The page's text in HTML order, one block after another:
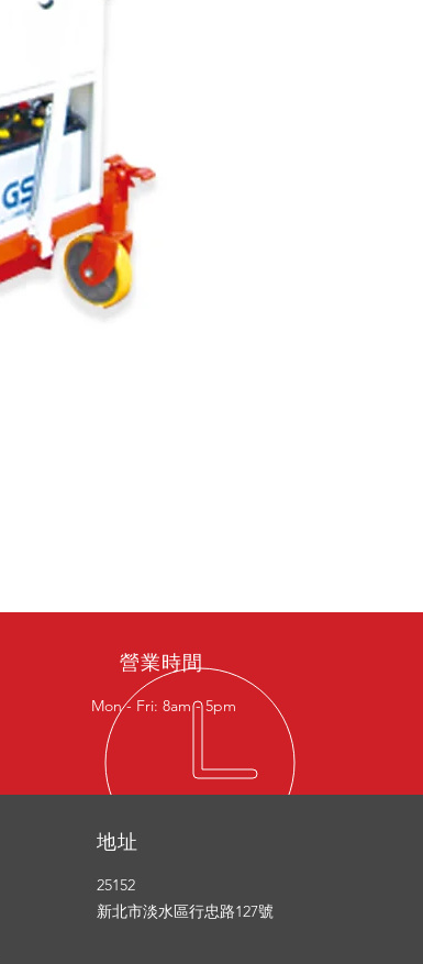
營業時間
Mon - Fri: 8am - 5pm
地址
25152
新北市淡水區行忠路127號